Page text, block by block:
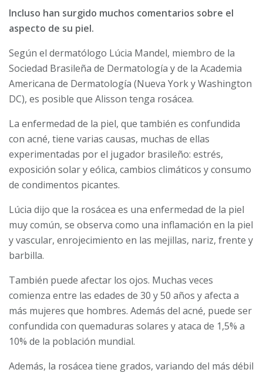
Incluso han surgido muchos comentarios sobre el
aspecto de su piel.
Según el dermatólogo Lúcia Mandel, miembro de la
Sociedad Brasileña de Dermatología y de la Academia
Americana de Dermatología (Nueva York y Washington
DC), es posible que Alisson tenga rosácea.
La enfermedad de la piel, que también es confundida
con acné, tiene varias causas, muchas de ellas
experimentadas por el jugador brasileño: estrés,
exposición solar y eólica, cambios climáticos y consumo
de condimentos picantes.
Lúcia dijo que la rosácea es una enfermedad de la piel
muy común, se observa como una inflamación en la piel
y vascular, enrojecimiento en las mejillas, nariz, frente y
barbilla.
También puede afectar los ojos. Muchas veces
comienza entre las edades de 30 y 50 años y afecta a
más mujeres que hombres. Además del acné, puede ser
confundida con quemaduras solares y ataca de 1,5% a
10% de la población mundial.
Además, la rosácea tiene grados, variando del más débil